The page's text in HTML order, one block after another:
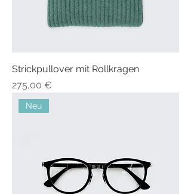
Strickpullover mit Rollkragen
Preis
275,00 €
Neu